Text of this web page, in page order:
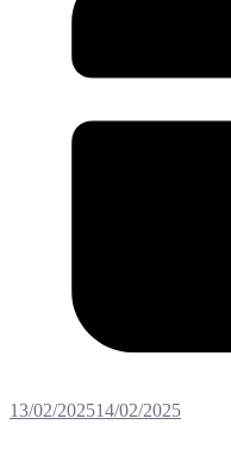
13/02/202514/02/2025